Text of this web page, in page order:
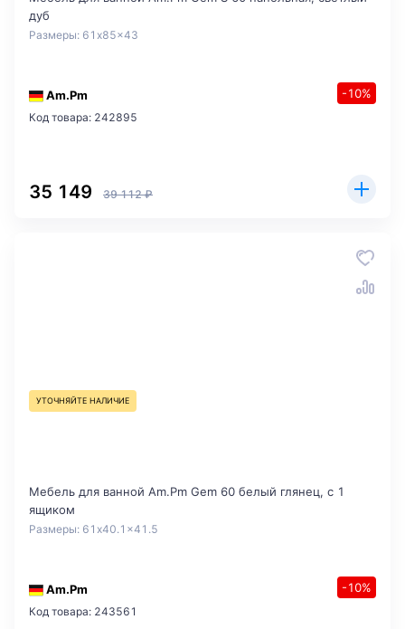
дуб
Размеры: 61x85x43
Am.Pm -10%
Код товара: 242895
35 149 39 112 ₽
УТОЧНЯЙТЕ НАЛИЧИЕ
Мебель для ванной Am.Pm Gem 60 белый глянец, с 1
ящиком
Размеры: 61x40.1x41.5
Am.Pm -10%
Код товара: 243561